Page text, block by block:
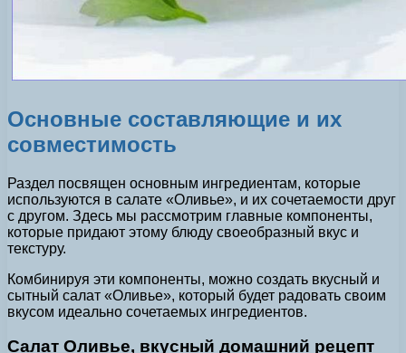
Основные составляющие и их
совместимость
Раздел посвящен основным ингредиентам, которые
используются в салате «Оливье», и их сочетаемости друг
с другом. Здесь мы рассмотрим главные компоненты,
которые придают этому блюду своеобразный вкус и
текстуру.
Комбинируя эти компоненты, можно создать вкусный и
сытный салат «Оливье», который будет радовать своим
вкусом идеально сочетаемых ингредиентов.
Салат Оливье, вкусный домашний рецепт